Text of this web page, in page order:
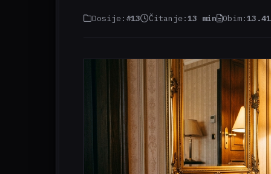
Dosije: #13 Čitanje:13 min Obim: